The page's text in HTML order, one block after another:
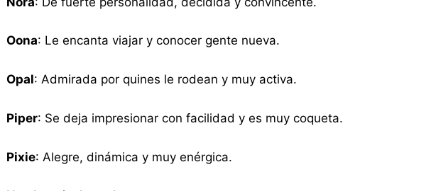
Oona: Le encanta viajar y conocer gente nueva.
Opal: Admirada por quines le rodean y muy activa.
Piper: Se deja impresionar con facilidad y es muy coqueta.
Pixie: Alegre, dinámica y muy enérgica.